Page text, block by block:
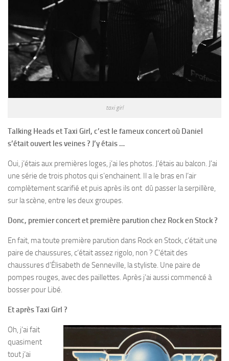
taxi girl
Talking Heads et Taxi Girl, c’est le fameux concert où Daniel
s’était ouvert les veines ? J’y étais …
Oui, j’étais aux premières loges, j’ai les photos. J’étais au balcon. J’ai
une série de trois photos qui s’enchainent. Il a le bras en l’air
complètement scarifié et puis après ils ont dû passer la serpillère,
sur la scène, entre les deux groupes.
Donc, premier concert et première parution chez Rock en Stock ?
En fait, ma toute première parution dans Rock en Stock, c’était une
paire de chaussures, c’était assez rigolo, non ? C’était des
chaussures d’Élisabeth de Senneville, la styliste. Une paire de
pompes rouges, avec des paillettes. Après j’ai aussi commencé à
bosser pour Libé.
Et après Taxi Girl ?
Oh, j’ai fait
quasiment
tout j’ai